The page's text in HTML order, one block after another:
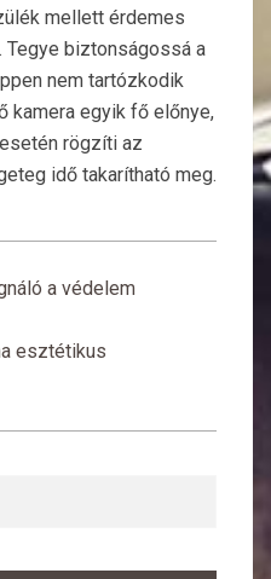
mellett érdemes
Tegye biztonságossá a
nem tartózkodik
kamera egyik fő előnye,
rögzíti az
idő takarítható meg.
a védelem
esztétikus